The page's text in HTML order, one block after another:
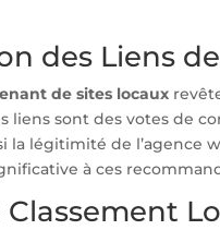
des Liens
de sites locaux
liens sont des votes de
la légitimité de l’agence
à ces